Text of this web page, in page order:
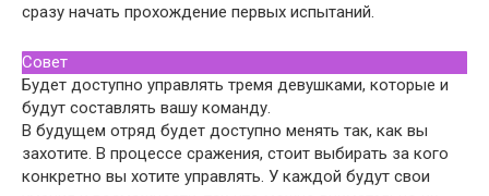
сразу начать прохождение первых испытаний.
Совет
Будет доступно управлять тремя девушками, которые и
будут составлять вашу команду.
В будущем отряд будет доступно менять так, как вы
захотите. В процессе сражения, стоит выбирать за кого
конкретно вы хотите управлять. У каждой будут свои